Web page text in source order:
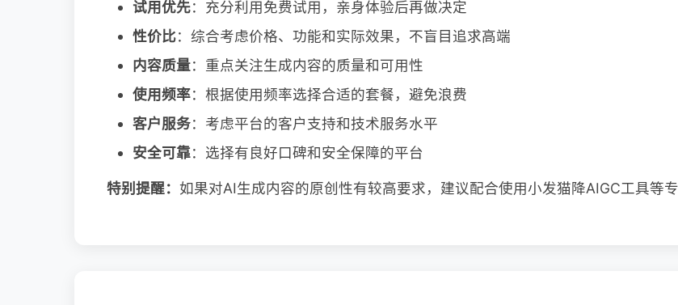
试用优先：充分利用免费试用，亲身体验后再做决定
性价比：综合考虑价格、功能和实际效果，不盲目追求高端
内容质量：重点关注生成内容的质量和可用性
使用频率：根据使用频率选择合适的套餐，避免浪费
客户服务：考虑平台的客户支持和技术服务水平
安全可靠：选择有良好口碑和安全保障的平台
特别提醒： 如果对AI生成内容的原创性有较高要求，建议配合使用小发猫降AIGC工具等